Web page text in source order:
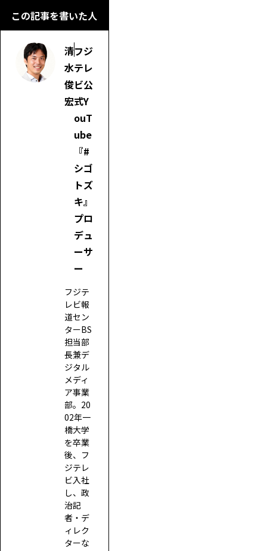
この記事を書いた人
清
水
俊
宏
フジ
テレ
ビ公
式Y
ouT
ube
『#
シゴ
トズ
キ』
プロ
デュ
ーサ
ー
フジテ
レビ報
道セン
ターBS
担当部
長兼デ
ジタル
メディ
ア事業
部。20
02年一
橋大学
を卒業
後、フ
ジテレ
ビ入社
し、政
治記
者・デ
ィレク
ターな